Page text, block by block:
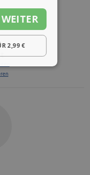
2,99 €